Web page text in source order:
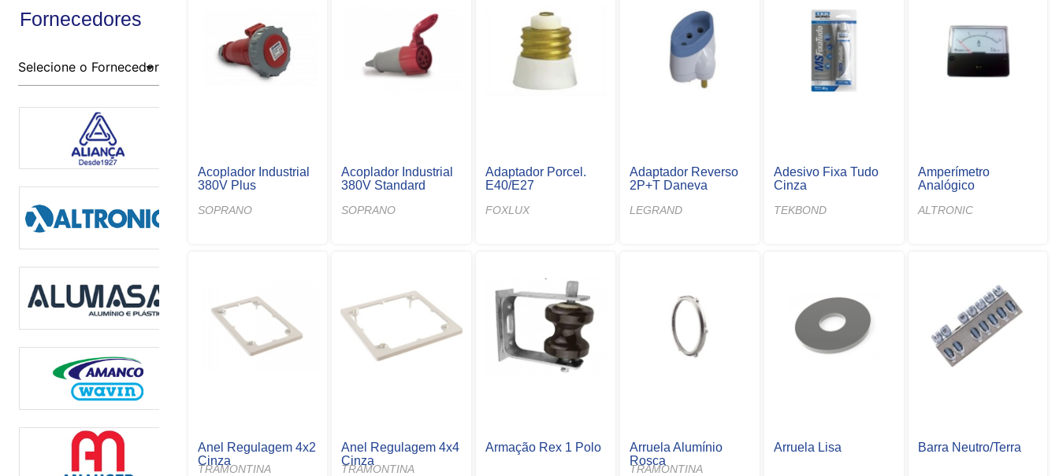
Fornecedores
Acoplador Industrial
380V Plus
SOPRANO
Acoplador Industrial
380V Standard
SOPRANO
Adaptador Porcel.
E40/E27
FOXLUX
Adaptador Reverso
2P+T Daneva
LEGRAND
Adesivo Fixa Tudo
Cinza
TEKBOND
Amperímetro
Analógico
ALTRONIC
Anel Regulagem 4x2
Cinza
TRAMONTINA
Anel Regulagem 4x4
Cinza
TRAMONTINA
Armação Rex 1 Polo
Arruela Alumínio
Rosca
TRAMONTINA
Arruela Lisa Barra Neutro/Terra